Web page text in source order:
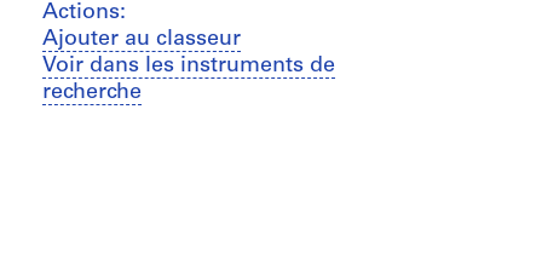
Actions:
Ajouter au classeur
Voir dans les instruments de
recherche